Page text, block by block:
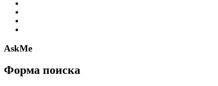
AskMe
Форма поиска